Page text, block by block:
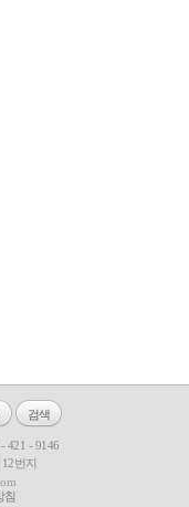
검색
421 - 9146
번지
침